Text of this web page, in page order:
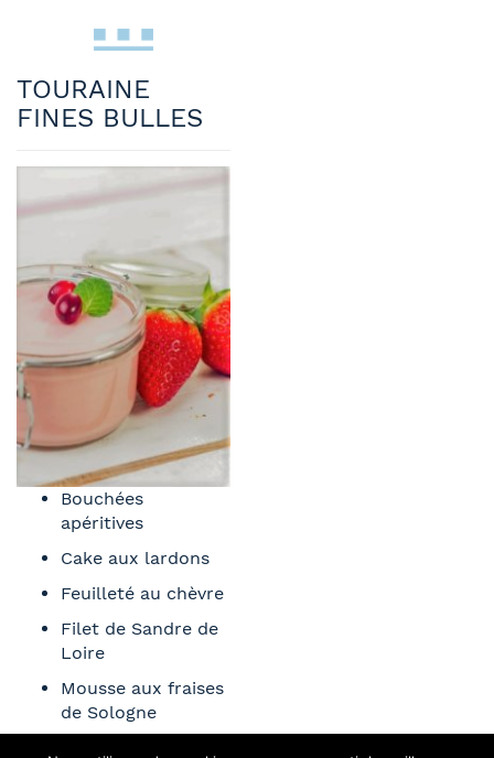
TOURAINE
FINES BULLES
Bouchées
apéritives
Cake aux lardons
Feuilleté au chèvre
Filet de Sandre de
Loire
Mousse aux fraises
de Sologne